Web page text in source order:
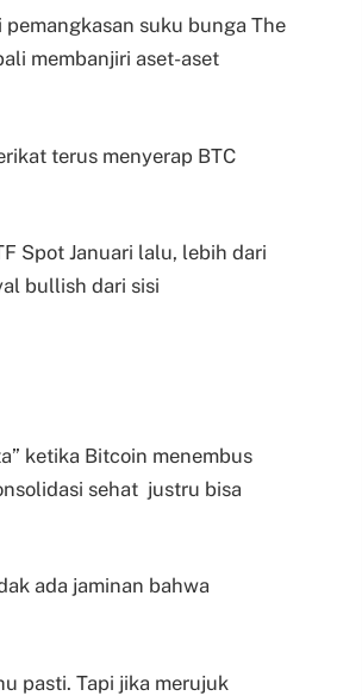
suku bunga The
membanjiri aset-aset
terus menyerap BTC
Spot Januari lalu, lebih dari
bullish dari sisi
ketika Bitcoin menembus
sehat justru bisa
ada jaminan bahwa
pasti. Tapi jika merujuk